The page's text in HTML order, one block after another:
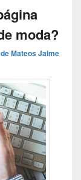
moda?
Mateos Jaime